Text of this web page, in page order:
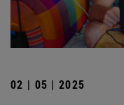
02 | 05 | 2025